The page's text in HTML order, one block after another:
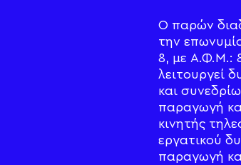
Ο παρών
την
8, με Α.Φ.Μ.:
λειτουργεί
και
παραγωγή
κινητής
εργατικού
παραγωγή